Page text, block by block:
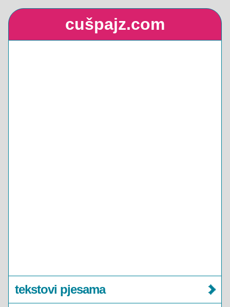
cušpajz.com
tekstovi pjesama